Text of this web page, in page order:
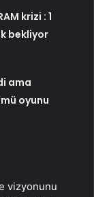
krizi : 1
bekliyor
ama
oyunu
vizyonunu